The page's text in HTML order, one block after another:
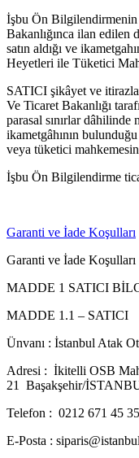
İşbu Ön Bilgilendirmenin
Bakanlığınca ilan edilen
satın aldığı ve
Heyetleri ile Tüketici
SATICI şikâyet ve
Ve Ticaret Bakanlığı
parasal sınırlar dâhilinde
ikametgâhının
veya tüketici
İşbu Ön Bilgilendirme
Garanti ve İade Koşulları
Garanti ve İade Koşulları
MADDE 1 SATICI
MADDE 1.1 – SATICI
Ünvanı : İstanbul Atak
Adresi : İkitelli OSB
21 Başakşehir/
Telefon : 0212 671 45 35
E-Posta :